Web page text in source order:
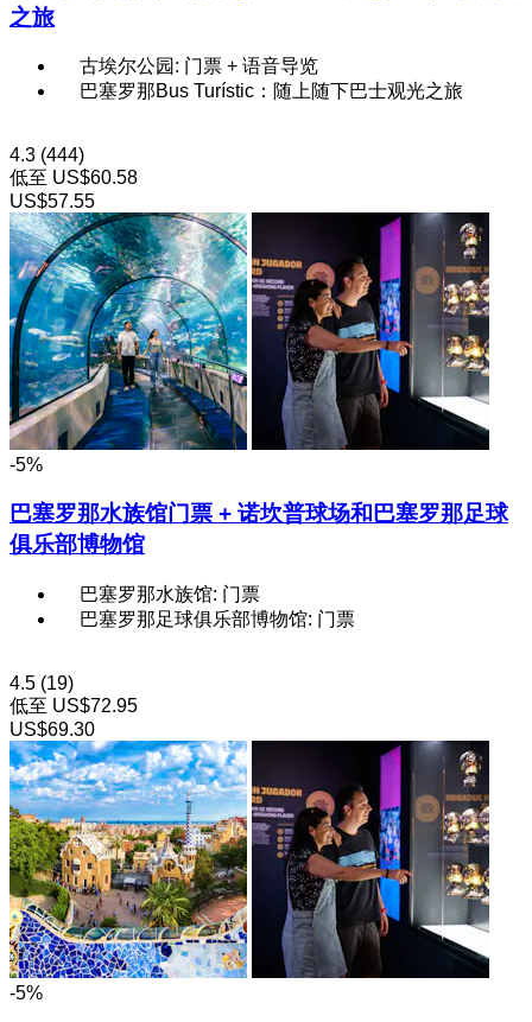
之旅
古埃尔公园: 门票 + 语音导览
巴塞罗那Bus Turístic：随上随下巴士观光之旅
4.3 (444)
低至 US$60.58
US$57.55
-5%
巴塞罗那水族馆门票 + 诺坎普球场和巴塞罗那足球
俱乐部博物馆
巴塞罗那水族馆: 门票
巴塞罗那足球俱乐部博物馆: 门票
4.5 (19)
低至 US$72.95
US$69.30
-5%